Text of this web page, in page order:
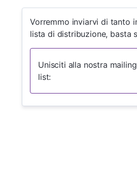
Vorremmo inviarvi di tanto
lista di distribuzione, basta
Unisciti alla nostra mailing
list: